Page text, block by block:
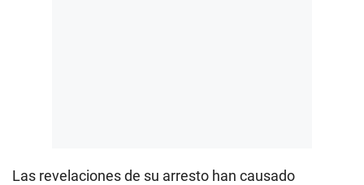
Las revelaciones de su arresto han causado